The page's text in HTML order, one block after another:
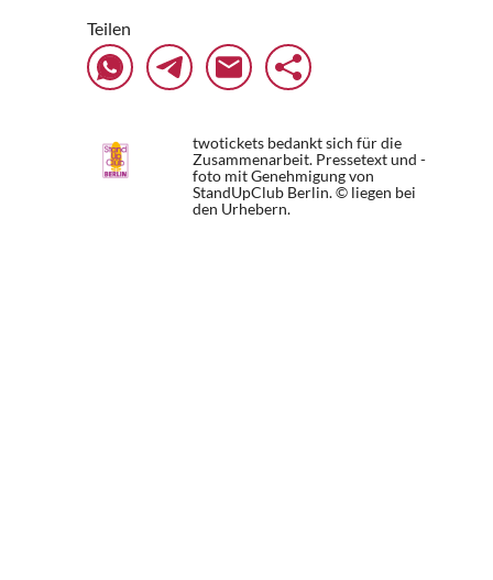
Teilen
twotickets bedankt sich für die
Zusammenarbeit. Pressetext und -
foto mit Genehmigung von
StandUpClub Berlin. © liegen bei
den Urhebern.